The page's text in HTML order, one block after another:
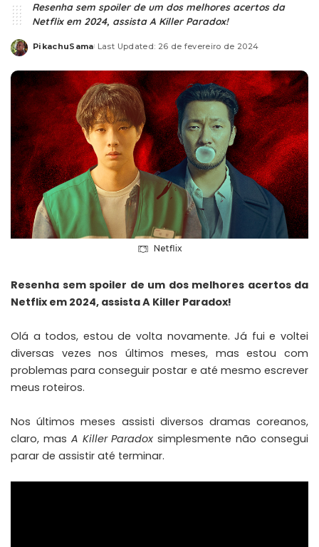
Resenha sem spoiler de um dos melhores acertos da
Netflix em 2024, assista A Killer Paradox!
Posted
PikachuSama Last Updated: 26 de fevereiro de 2024
Netflix
Resenha sem spoiler de um dos melhores acertos da
Netflix em 2024, assista A Killer Paradox!
Olá a todos, estou de volta novamente. Já fui e voltei
diversas vezes nos últimos meses, mas estou com
problemas para conseguir postar e até mesmo escrever
meus roteiros.
Nos últimos meses assisti diversos dramas coreanos,
claro, mas A Killer Paradox simplesmente não consegui
parar de assistir até terminar.